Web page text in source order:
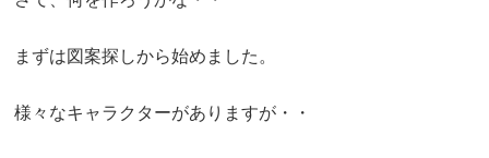
まずは図案探しから始めました。
様々なキャラクターがありますが・・